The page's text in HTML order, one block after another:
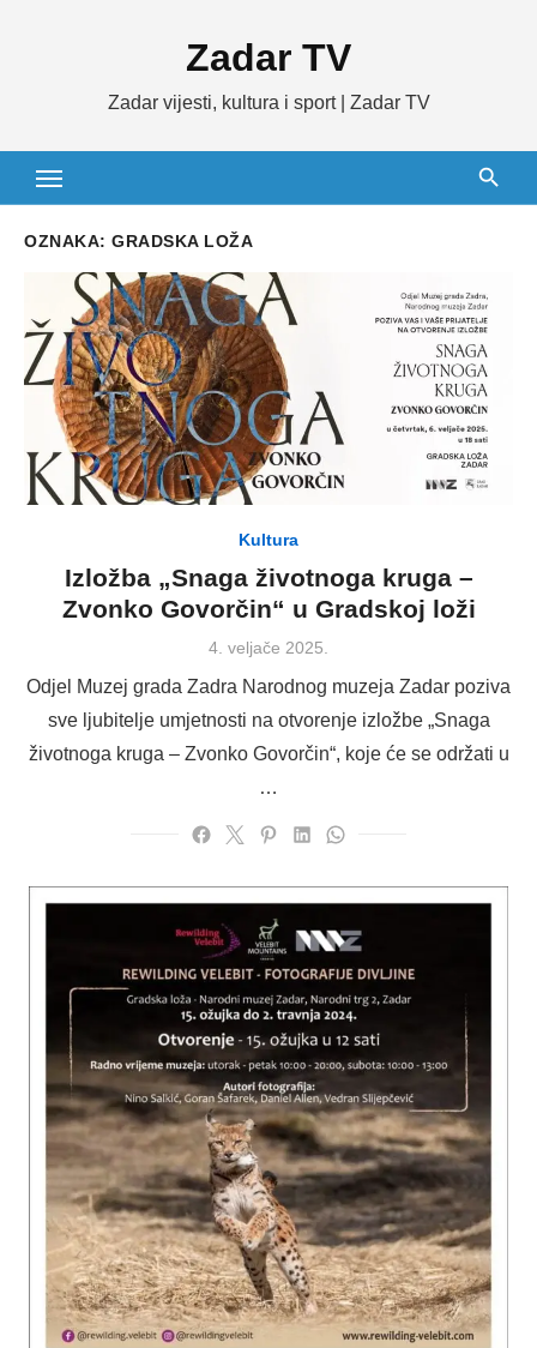
Zadar TV
Zadar vijesti, kultura i sport | Zadar TV
OZNAKA: GRADSKA LOŽA
Kultura
Izložba „Snaga životnoga kruga –
Zvonko Govorčin“ u Gradskoj loži
Posted
4. veljače 2025.
Odjel Muzej grada Zadra Narodnog muzeja Zadar poziva
sve ljubitelje umjetnosti na otvorenje izložbe „Snaga
životnoga kruga – Zvonko Govorčin“, koje će se održati u
…